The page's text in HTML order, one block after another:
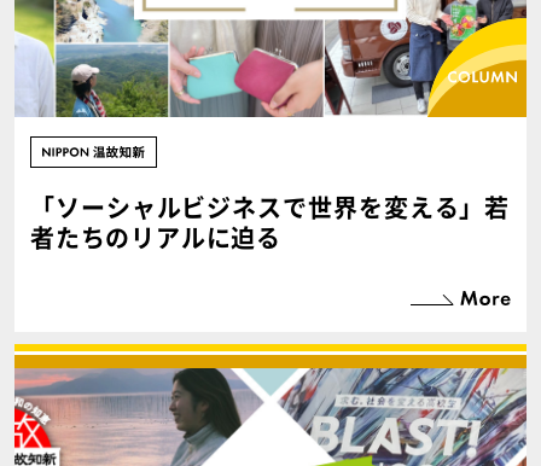
「ソーシャルビジネスで世界を変える」若
者たちのリアルに迫る